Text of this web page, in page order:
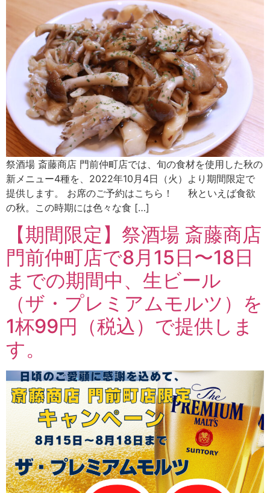
祭酒場 斎藤商店 門前仲町店では、旬の食材を使用した秋の
新メニュー4種を、2022年10月4日（火）より期間限定で
提供します。 お席のご予約はこちら！ 秋といえば食欲
の秋。この時期には色々な食 […]
【期間限定】祭酒場 斎藤商店
門前仲町店で8月15日〜18日
までの期間中、生ビール
（ザ・プレミアムモルツ）を
1杯99円（税込）で提供しま
す。